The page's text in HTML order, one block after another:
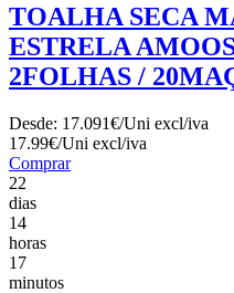
TOALHA SECA
ESTRELA
2FOLHAS /
Desde: 17.091€/Uni excl/iva
17.99€/Uni excl/iva
Comprar
22
dias
14
horas
17
minutos